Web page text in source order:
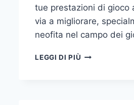
tue prestazioni di gioco
via a migliorare,
neofita nel campo dei
LEGGI DI PIÙ GLI